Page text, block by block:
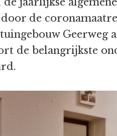
de
de belangrijkste